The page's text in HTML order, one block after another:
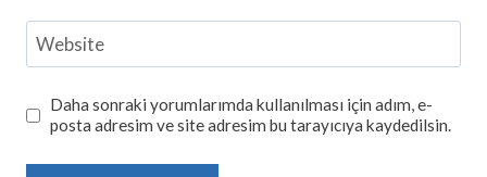
Website
Daha sonraki yorumlarımda kullanılması için adım, e-
posta adresim ve site adresim bu tarayıcıya kaydedilsin.